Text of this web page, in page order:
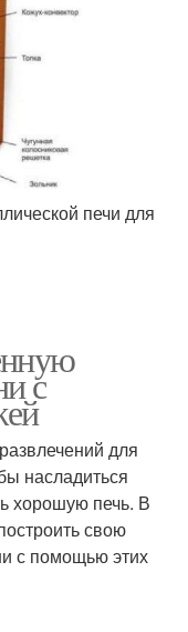
печи для
с
для
насладиться
хорошую печь. В
свою
с помощью этих